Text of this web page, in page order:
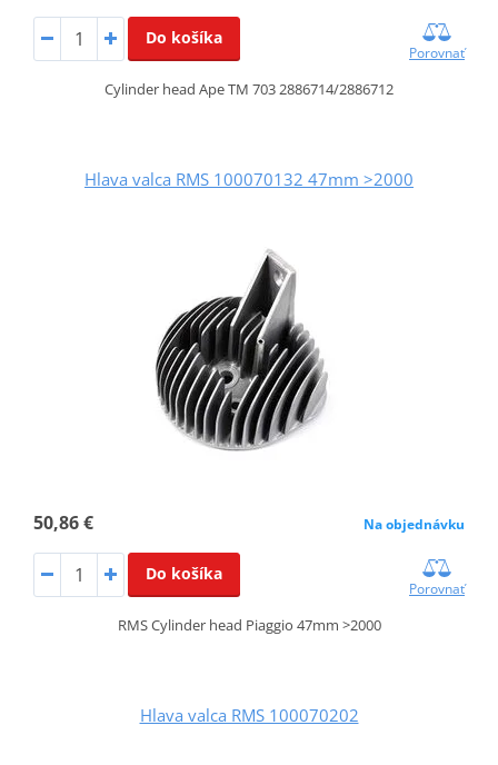
Do košíka
Porovnať
Cylinder head Ape TM 703 2886714/2886712
Hlava valca RMS 100070132 47mm >2000
50,86 € Na objednávku
Do košíka
Porovnať
RMS Cylinder head Piaggio 47mm >2000
Hlava valca RMS 100070202